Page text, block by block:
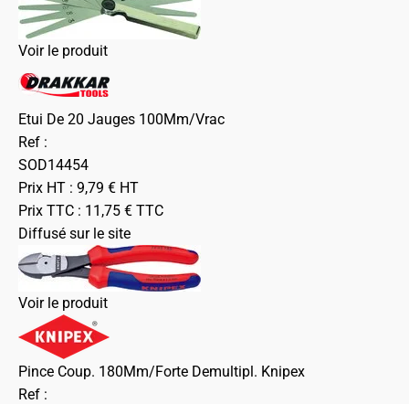
Voir le produit
Etui De 20 Jauges 100Mm/Vrac
Ref :
SOD14454
Prix HT : 9,79 € HT
Prix TTC : 11,75 € TTC
Diffusé sur le site
Voir le produit
Pince Coup. 180Mm/Forte Demultipl. Knipex
Ref :